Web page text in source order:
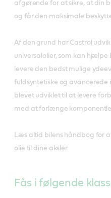
afgørende for at sikre, at din
og får den maksimale
Af den grund har Castrol
universalolier, som kan hjælpe
levere den bedst mulige
fuldsyntetiske og avancerede
blevet udviklet til at levere
med at forlænge
Læs altid bilens håndbog for
olie til dine aksler.
Fås i følgende